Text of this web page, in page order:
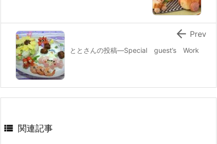
ととさんの投稿—Special guest’s Work
 Prev
 関連記事